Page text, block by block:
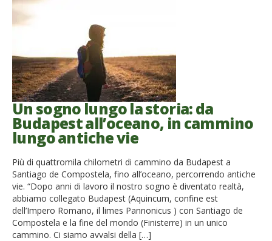
Un sogno lungo la storia: da
Budapest all’oceano, in cammino
lungo antiche vie
Più di quattromila chilometri di cammino da Budapest a
Santiago de Compostela, fino all’oceano, percorrendo antiche
vie. “Dopo anni di lavoro il nostro sogno è diventato realtà,
abbiamo collegato Budapest (Aquincum, confine est
dell’Impero Romano, il limes Pannonicus ) con Santiago de
Compostela e la fine del mondo (Finisterre) in un unico
cammino. Ci siamo avvalsi della […]